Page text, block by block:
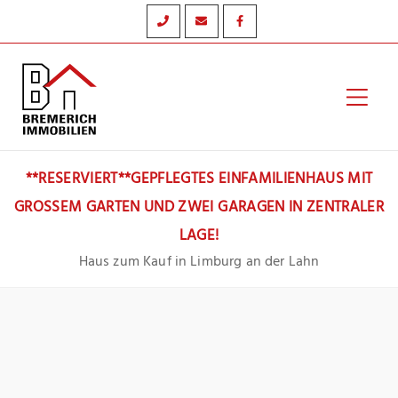
Inhalt
springen
**RESERVIERT**GEPFLEGTES EINFAMILIENHAUS MIT
GROSSEM GARTEN UND ZWEI GARAGEN IN ZENTRALER L
AGE!
Haus zum Kauf in Limburg an der Lahn